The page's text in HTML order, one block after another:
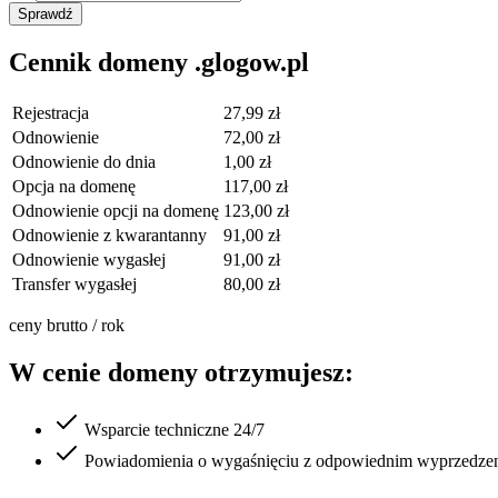
Sprawdź
Cennik domeny .glogow.pl
Rejestracja
27,99 zł
Odnowienie
72,00 zł
Odnowienie do dnia
1,00 zł
Opcja na domenę
117,00 zł
Odnowienie opcji na domenę 123,00 zł
Odnowienie z kwarantanny
91,00 zł
Odnowienie wygasłej
91,00 zł
Transfer wygasłej
80,00 zł
ceny brutto / rok
W cenie domeny otrzymujesz:
Wsparcie techniczne 24/7
Powiadomienia o wygaśnięciu z odpowiednim